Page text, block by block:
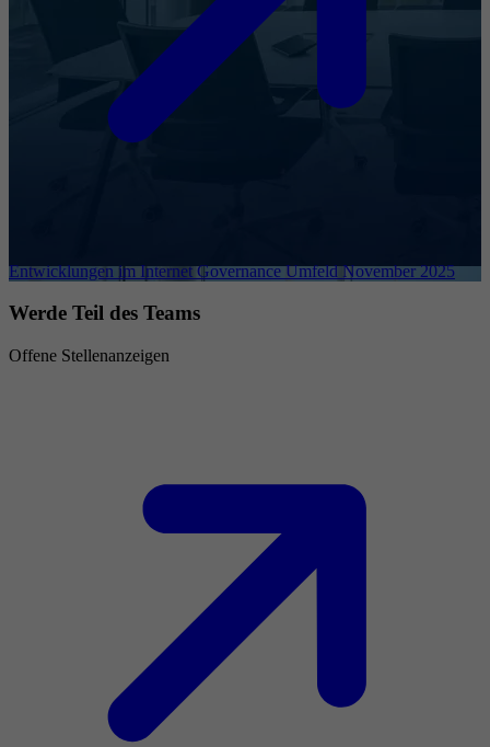
Entwicklungen im Internet Governance Umfeld November 2025
Werde Teil des Teams
Offene Stellenanzeigen